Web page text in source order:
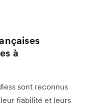
à
sont reconnus
fiabilité et leurs